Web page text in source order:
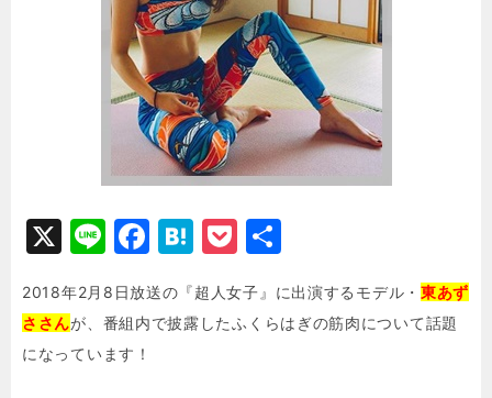
X
Li
e
F
c
e
H
e
n
P
c
k
2018年2月8日放送の『超人女子』に出演するモデル・ 東あず
ささんが、番組内で披露したふくらはぎの筋肉について話題
になっています！